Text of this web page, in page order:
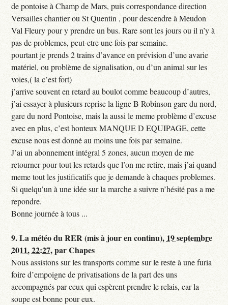
de pontoise à Champ de Mars, puis correspondance direction
Versailles chantier ou St Quentin , pour descendre à Meudon
Val Fleury pour y prendre un bus. Rare sont les jours ou il n’y à
pas de problemes, peut-etre une fois par semaine.
pourtant je prends 2 trains d’avance en prévision d’une avarie
matériel, ou problème de signalisation, ou d’un animal sur les
voies,( la c’est fort)
j’arrive souvent en retard au boulot comme beaucoup d’autres,
j’ai essayer à plusieurs reprise la ligne B Robinson gare du nord,
gare du nord Pontoise, mais la aussi le meme problème d’excuse
avec en plus, c’est honteux MANQUE D EQUIPAGE, cette
excuse nous est donné au moins une fois par semaine.
J’ai un abonnement intégral 5 zones, aucun moyen de me
retourner pour tout les retards que l’on me retire, mais j’ai quand
meme tout les justificatifs que je demande à chaques problemes.
Si quelqu’un à une idée sur la marche a suivre n’hésité pas a me
repondre.
Bonne journée à tous ...
9.La météo du RER (mis à jour en continu), 19 septembre
2011, 22:27,parChapes
Nous assistons sur les transports comme sur le reste à une furia
foire d’empoigne de privatisations de la part des uns
accompagnés par ceux qui espèrent prendre le relais, car la
soupe est bonne pour eux.